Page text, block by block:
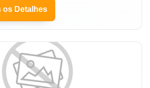
os Detalhes